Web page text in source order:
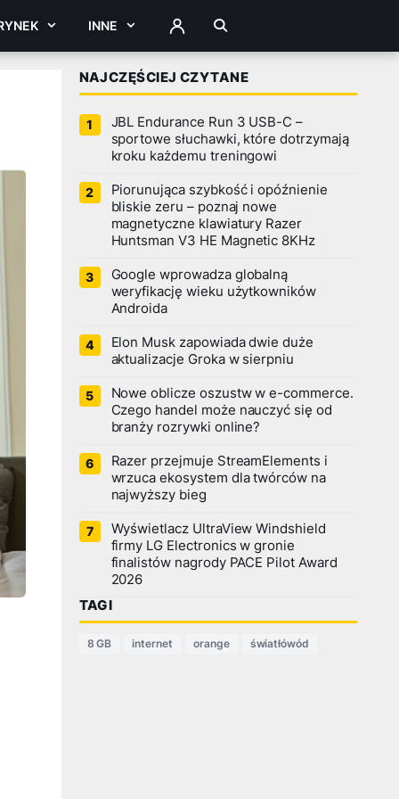
INNE ZALOGUJ
NAJCZĘŚCIEJ CZYTANE
JBL Endurance Run 3 USB-C –
sportowe słuchawki, które dotrzymają
kroku każdemu treningowi
Piorunująca szybkość i opóźnienie
bliskie zeru – poznaj nowe
magnetyczne klawiatury Razer
Huntsman V3 HE Magnetic 8KHz
Google wprowadza globalną
weryfikację wieku użytkowników
Androida
Elon Musk zapowiada dwie duże
aktualizacje Groka w sierpniu
Nowe oblicze oszustw w e-commerce.
Czego handel może nauczyć się od
branży rozrywki online?
Razer przejmuje StreamElements i
wrzuca ekosystem dla twórców na
najwyższy bieg
Wyświetlacz UltraView Windshield
firmy LG Electronics w gronie
finalistów nagrody PACE Pilot Award
2026
TAGI
8 GB internet orange światłówód